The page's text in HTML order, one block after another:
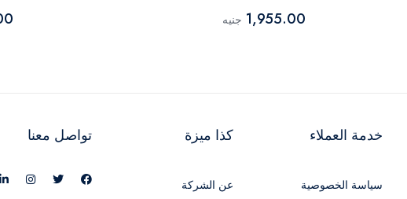
1,955.00 جنيه
خدمة العملاء
سياسة الخصوصية
كذا ميزة
عن الشركة
تواصل معنا